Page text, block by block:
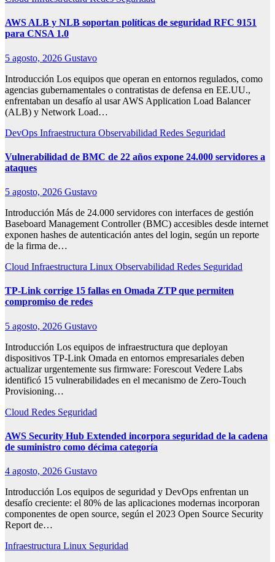
AWS ALB y NLB soportan políticas de seguridad RFC 9151
para CNSA 1.0
5 agosto, 2026 Gustavo
Introducción Los equipos que operan en entornos regulados, como
agencias gubernamentales o contratistas de defensa en EE.UU.,
enfrentaban un desafío al usar AWS Application Load Balancer
(ALB) y Network Load…
DevOps Infraestructura Observabilidad Redes Seguridad
Vulnerabilidad de BMC de 22 años expone 24.000 servidores a
ataques
5 agosto, 2026 Gustavo
Introducción Más de 24.000 servidores con interfaces de gestión
Baseboard Management Controller (BMC) accesibles desde internet
exponen hashes de autenticación antes del login, según un reporte
de la firma de…
Cloud Infraestructura Linux Observabilidad Redes Seguridad
TP-Link corrige 15 fallas en Omada ZTP que permiten
compromiso de redes
5 agosto, 2026 Gustavo
Introducción Los equipos de infraestructura que deployan
dispositivos TP-Link Omada en entornos empresariales deben
actualizar urgentemente sus firmware: Forescout Vedere Labs
identificó 15 vulnerabilidades en el mecanismo de Zero-Touch
Provisioning…
Cloud Redes Seguridad
AWS Security Hub Extended incorpora seguridad de la cadena
de suministro como décima categoría
4 agosto, 2026 Gustavo
Introducción Los equipos de seguridad y DevOps enfrentan un
desafío creciente: el 80% de las aplicaciones modernas incorporan
componentes de open source, según el 2023 Open Source Security
Report de…
Infraestructura Linux Seguridad